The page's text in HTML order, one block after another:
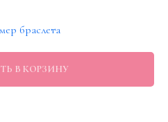
браслета
В КОРЗИНУ